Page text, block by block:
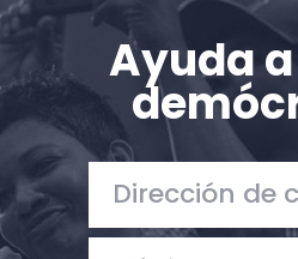
Trabaja con
Pulse
Su
Ayuda